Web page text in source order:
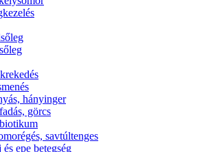
hányinger
görcs
savtúltenges
epe betegség